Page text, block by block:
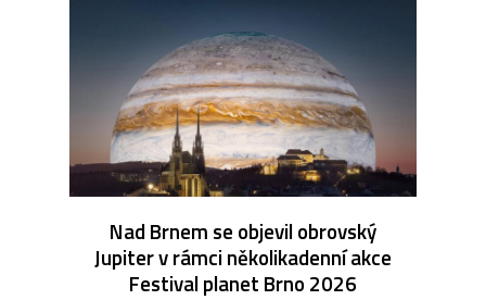
Nad Brnem se objevil obrovský
Jupiter v rámci několikadenní akce
Festival planet Brno 2026